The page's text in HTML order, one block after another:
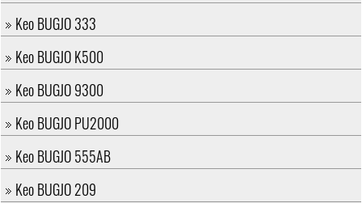
Keo BUGJO 333
Keo BUGJO K500
Keo BUGJO 9300
Keo BUGJO PU2000
Keo BUGJO 555AB
Keo BUGJO 209